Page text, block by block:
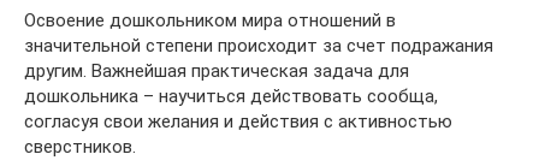
Освоение дошкольником мира отношений в
значительной степени происходит за счет подражания
другим. Важнейшая практическая задача для
дошкольника – научиться действовать сообща,
согласуя свои желания и действия с активностью
сверстников.